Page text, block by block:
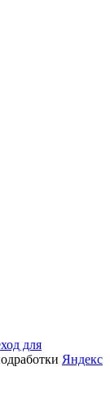
для
Яндекс